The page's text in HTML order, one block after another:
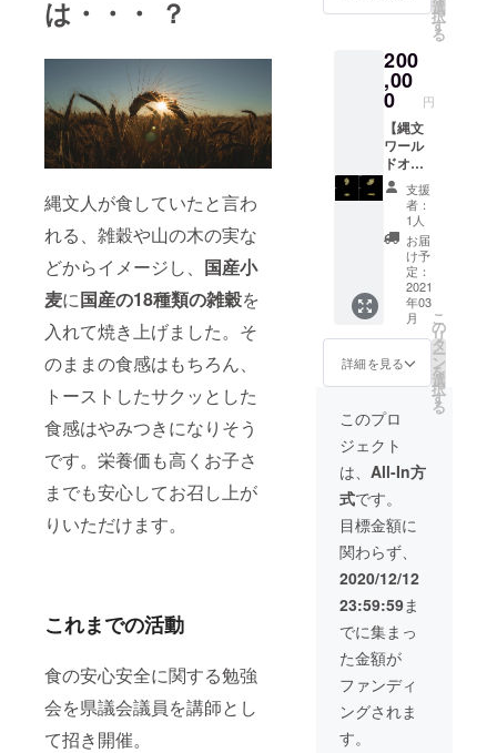
は・・・ ？
縄文人が食していたと言わ
れる、雑穀や山の木の実な
どからイメージし、 国産小
麦に国産の18種類の雑穀を
入れて焼き上げました。そ
のままの食感はもちろん、
トーストしたサクッとした
食感はやみつきになりそう
です。栄養価も高くお子さ
までも安心してお召し上が
りいただけます。
これまでの活動
食の安心安全に関する勉強
会を県議会議員を講師とし
て招き開催。
化学肥
剤など
一切不
使用。
ゲノム
編集で
ない、
F1でな
い、雄
性不稔
でな
い、遺
伝子組
み換え
でない
苗で
す。 ク
ズ ス
ペリ
ル コ
レク
ション
に位置
定生産
のプレ
ミアリ
ミテッ
ドで
す。 マ
マさん
たちの
中で、
冷めて
も美味
しいと
大評判
【内容
詳細】
白ネギ
三つ葉
20g、山
えのき
30g、わ
かめ
20g、南
関揚げ8
切れ、
南鮪中
トロス
ライス
120g（
約10
枚）、
イス
約10
枚）、
2000ml
、あさ
り4個、
ポン酢
120ml
じおろ
し、刻
（約２
人前）
王妃の
白い王
子様
「ゆう
だい２
１」と
いう、
宇都宮
大学が
育種し
た栃木
県の銘
柄米で
す。
SOD（
SOD＝
スー
パーオ
去値）
る「自
然栽
培」 究
極のア
ンチエ
イジン
グ米が
出来ま
除草
剤、殺
虫剤、
消毒剤
などの
農薬、
化学肥
（2500
0円分）
セット
・豆家
本店
genge
・豆家
茶寮
Blossa
・豆家
のりの
り ・豆
家 別邸
鶏とお
とうふ
福福 ・
豆家 別
邸 しび
かま 花
えるお
得な食
事券で
す。 ※
使用期
限は
2021/6
月まで
さん。
今回の
クラウ
ドファ
ンディ
ングの
ために
特別に
提供し
て頂い
た個人
向けの
コンサ
ルティ
ングを
お届け
しま
す！ コ
ンサル
グ内容
は、個
人的な
ことか
ら事業
のこと
まで対
応して
頂けま
す。 平
山秀善
プロ
フィー
ル
https://
hiraya
mahide
yoshi.c
選
択
す
る
200
,00
0 円
【縄文
ワール
ドオー
ダーオ
リジナ
ル 勾玉
18金ピ
ンク
ゴール
ドネッ
クレ
ス】 マ
マ♡エ
ンジェ
ルス
600万の
活動を
サポー
トする
ために
2020年
7月に設
立され
た 一般
財団法
人ママ
エン
ジェル
ス これ
から事
業展開
を予定
してお
支援
者：
1人
お届
け予
定：
2021
年03
月
詳細を見る
こ
の
リ
タ
ー
ン
を
選
択
す
る
このプロ
ジェクト
は、 All-In方
式です。
目標金額に
関わらず、
2020/12/12
23:59:59ま
でに集まっ
た金額が
ファンディ
ングされま
す。